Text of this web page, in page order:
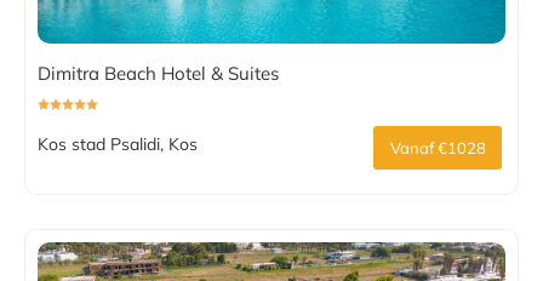
Dimitra Beach Hotel & Suites
Kos stad Psalidi, Kos Vanaf €1028